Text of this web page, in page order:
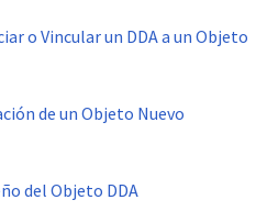
o Vincular un DDA a un Objeto
de un Objeto Nuevo
del Objeto DDA